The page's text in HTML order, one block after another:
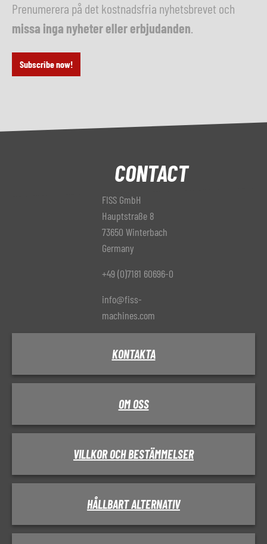
Prenumerera på det kostnadsfria nyhetsbrevet och
missa inga nyheter eller erbjudanden
Subscribe now!
CONTACT
FISS GmbH
Hauptstraße 8
73650 Winterbach
Germany
+49 (0)7181 60696-0
info@fiss-
machines.com
KONTAKTA
OM OSS
VILLKOR OCH BESTÄMMELSER
HÅLLBART ALTERNATIV